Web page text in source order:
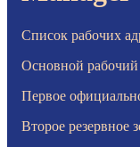
Список рабочих
Основной
Первое
Второе резервное